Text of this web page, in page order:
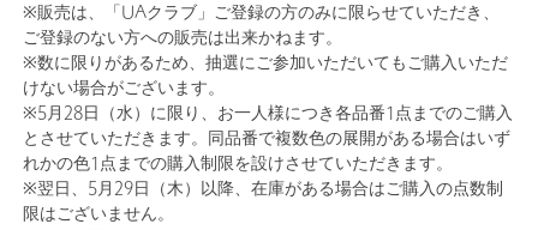
※販売は、「UAクラブ」ご登録の方のみに限らせていただき、
ご登録のない方への販売は出来かねます。
※数に限りがあるため、抽選にご参加いただいてもご購入いただ
けない場合がございます。
※5月28日（水）に限り、お一人様につき各品番1点までのご購入
とさせていただきます。同品番で複数色の展開がある場合はいず
れかの色1点までの購入制限を設けさせていただきます。
※翌日、5月29日（木）以降、在庫がある場合はご購入の点数制
限はございません。